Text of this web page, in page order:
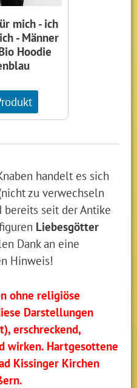
mich - ich
- Männer
Hoodie
handelt es sich
zu verwechseln
bereits seit der Antike
Liebesgötter
Dank an eine
Hinweis!
ohne religiöse
Darstellungen
erschreckend,
wirken. Hartgesottene
Kissinger Kirchen